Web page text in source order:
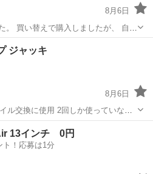
8月6日
自宅
。 色合いや素材感など
子が回転するタイプのため子供の遊
椅子 ダイニング
ジャッキ
8月6日
akaneashop/ee401.html?
ス用品
13インチ 0円
ト！応募は1分